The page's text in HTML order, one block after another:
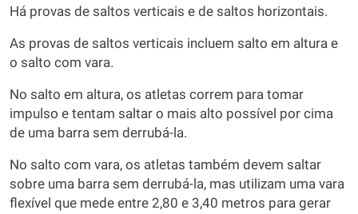
Há provas de saltos verticais e de saltos horizontais.
As provas de saltos verticais incluem salto em altura e
o salto com vara.
No salto em altura, os atletas correm para tomar
impulso e tentam saltar o mais alto possível por cima
de uma barra sem derrubá-la.
No salto com vara, os atletas também devem saltar
sobre uma barra sem derrubá-la, mas utilizam uma vara
flexível que mede entre 2,80 e 3,40 metros para gerar